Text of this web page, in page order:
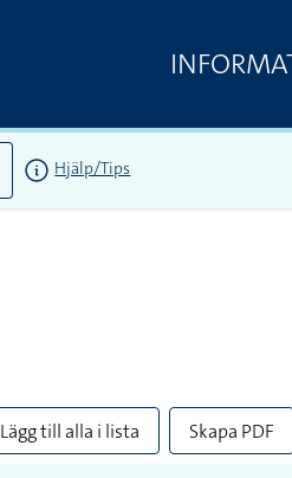
Hjälp/Tips
Lägg till alla i lista Skapa PDF